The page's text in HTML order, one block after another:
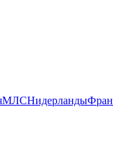
МЛСНидерланды